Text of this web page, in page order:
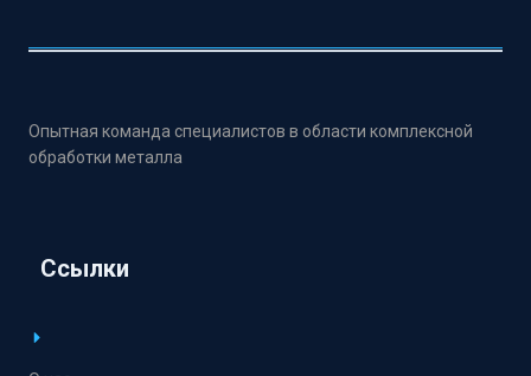
Опытная команда специалистов в области комплексной
обработки металла
Ссылки